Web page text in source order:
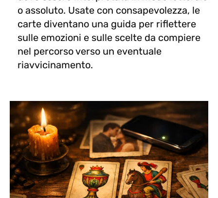
o assoluto. Usate con consapevolezza, le
carte diventano una guida per riflettere
sulle emozioni e sulle scelte da compiere
nel percorso verso un eventuale
riavvicinamento.